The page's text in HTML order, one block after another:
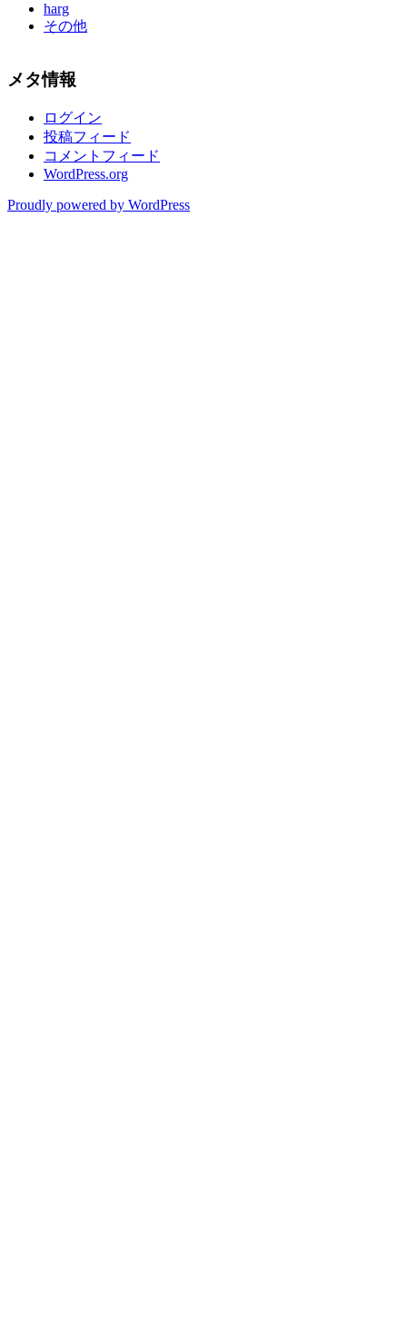
harg
その他
メタ情報
ログイン
投稿フィード
コメントフィード
WordPress.org
Proudly powered by WordPress